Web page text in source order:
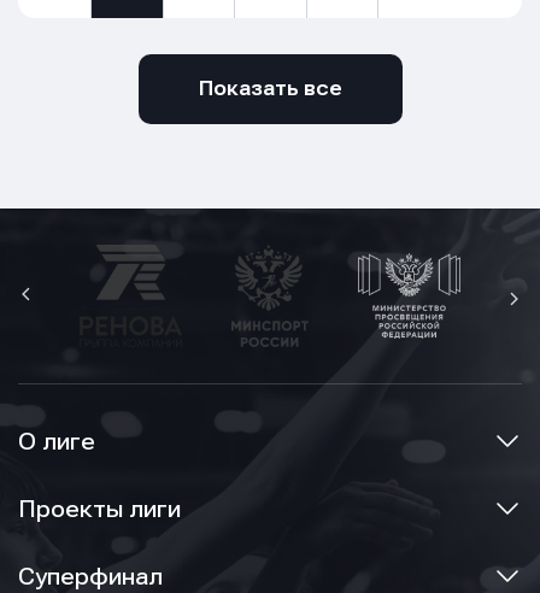
Показать все
О лиге
Проекты лиги
Суперфинал